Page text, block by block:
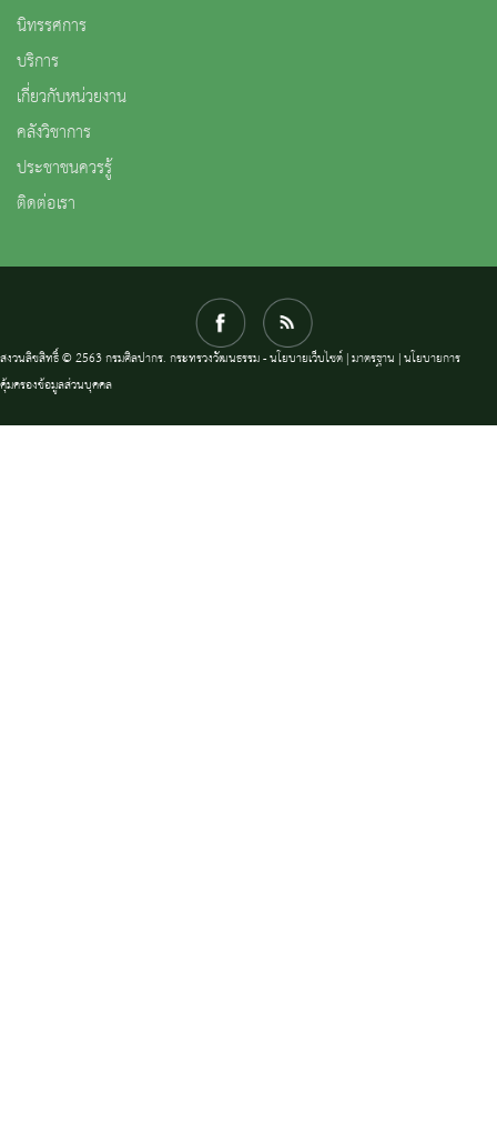
นิทรรศการ
บริการ
เกี่ยวกับหน่วยงาน
คลังวิชาการ
ประชาชนควรรู้
ติดต่อเรา
สงวนลิขสิทธิ์ © 2563 กรมศิลปากร. กระทรวงวัฒนธรรม -นโยบายเว็บไซต์|มาตรฐาน |นโยบายการ
คุ้มครองข้อมูลส่วนบุคคล